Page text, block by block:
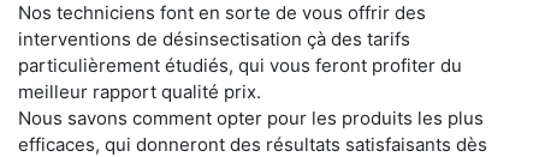
Nos techniciens font en sorte de vous offrir des
interventions de désinsectisation çà des tarifs
particulièrement étudiés, qui vous feront profiter du
meilleur rapport qualité prix.
Nous savons comment opter pour les produits les plus
efficaces, qui donneront des résultats satisfaisants dès